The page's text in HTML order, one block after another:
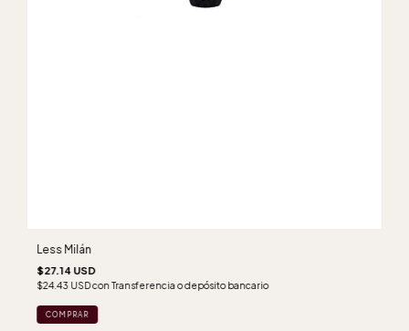
Less Milán
$27.14 USD
$24.43 USDconTransferencia o depósito bancario
COMPRAR